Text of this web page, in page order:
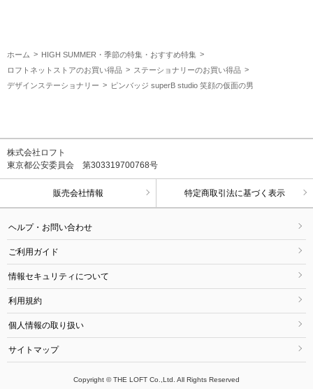
ホーム
HIGH SUMMER・季節の特集・おすすめ特集
ロフトネットストアのお買い得品
ステーショナリーのお買い得品
デザインステーショナリー
ピンバッジ superB studio 笑顔の仮面の男
株式会社ロフト
東京都公安委員会 第303319700768号
販売会社情報 特定商取引法に基づく表示
ヘルプ・お問い合わせ
ご利用ガイド
情報セキュリティについて
利用規約
個人情報の取り扱い
サイトマップ
Copyright © THE LOFT Co.,Ltd. All Rights Reserved